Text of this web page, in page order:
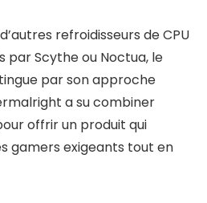
refroidisseurs de CPU
par Scythe ou Noctua, le
par son approche
a su combiner
offrir un produit qui
gamers exigeants tout en